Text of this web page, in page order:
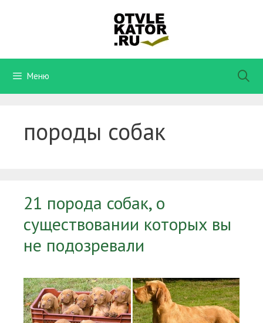
Меню
породы собак
21 порода собак, о
существовании которых вы
не подозревали